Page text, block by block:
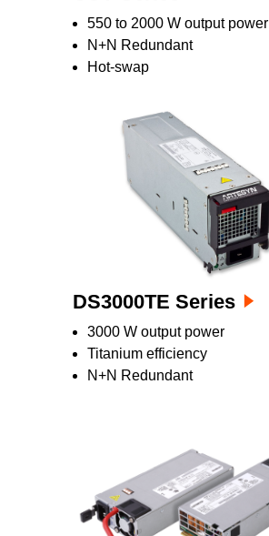
550 to 2000 W output power
N+N Redundant
Hot-swap
DS3000TE Series
3000 W output power
Titanium efficiency
N+N Redundant